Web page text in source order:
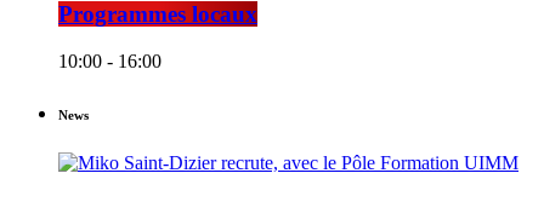
Programmes locaux
10:00 - 16:00
News